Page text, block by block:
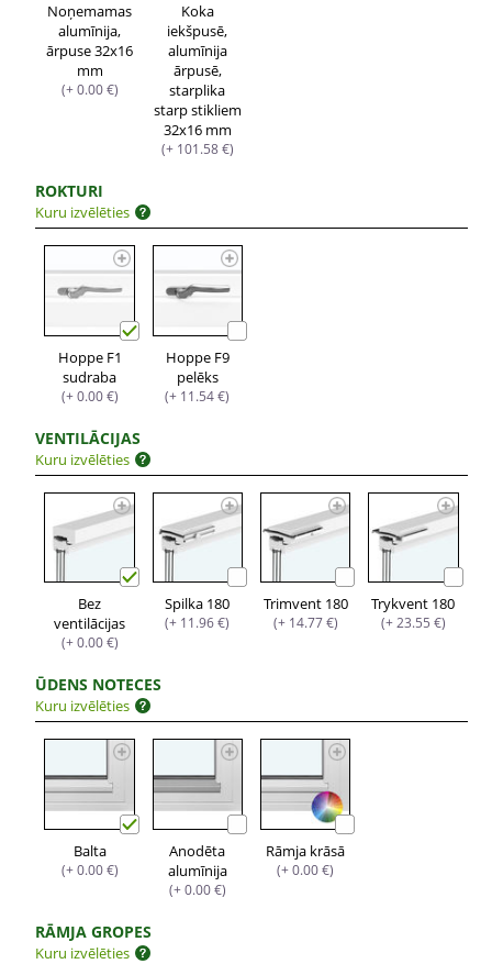
Noņemamas
alumīnija,
ārpuse 32x16
mm
(+ 0.00 €)
Koka
iekšpusē,
alumīnija
ārpusē,
starplika
starp stikliem
32x16 mm
(+ 101.58 €)
ROKTURI
Kuru izvēlēties
Hoppe F1
sudraba
(+ 0.00 €)
Hoppe F9
pelēks
(+ 11.54 €)
VENTILĀCIJAS
Kuru izvēlēties
Bez
ventilācijas
(+ 0.00 €)
Spilka 180
(+ 11.96 €)
Trimvent 180
(+ 14.77 €)
Trykvent 180
(+ 23.55 €)
ŪDENS NOTECES
Kuru izvēlēties
Balta
(+ 0.00 €)
Anodēta
alumīnija
(+ 0.00 €)
Rāmja krāsā
(+ 0.00 €)
RĀMJA GROPES
Kuru izvēlēties